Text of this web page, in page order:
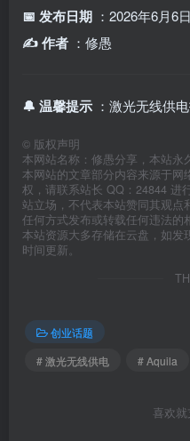
📅 发布日期 ：2026年6月6日
✍️ 作者 ：修愚
🔔 温馨提示 ：激光无线供
© 版权声明
本网站名称：修愚分享，本站永
本网站的文章部分内容来源于网
权，请联系站长 QQ：24844 进
站立场，不代表本站赞同其观点
任何方式发布或转载任何违法的
本站资源大多存储在云盘，如发
时间更新。
创业话题
# 激光无线供电
# Aquila
喜欢